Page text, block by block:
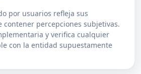
por usuarios refleja sus
contener percepciones subjetivas.
y verifica cualquier
con la entidad supuestamente